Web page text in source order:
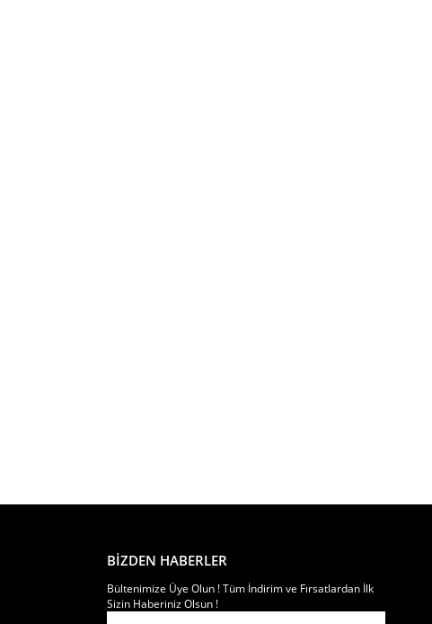
BİZDEN HABERLER
Bültenimize Üye Olun ! Tüm İndirim ve Fırsatlardan İlk
Sizin Haberiniz Olsun !